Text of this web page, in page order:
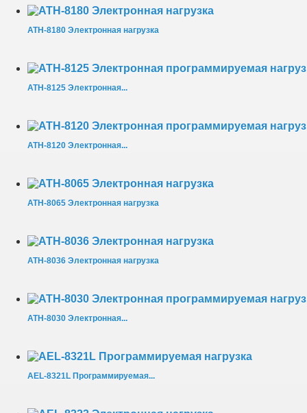
АТН-8180 Электронная нагрузка
АТН-8125 Электронная...
АТН-8120 Электронная...
АТН-8065 Электронная нагрузка
АТН-8036 Электронная нагрузка
АТН-8030 Электронная...
AEL-8321L Программируемая...